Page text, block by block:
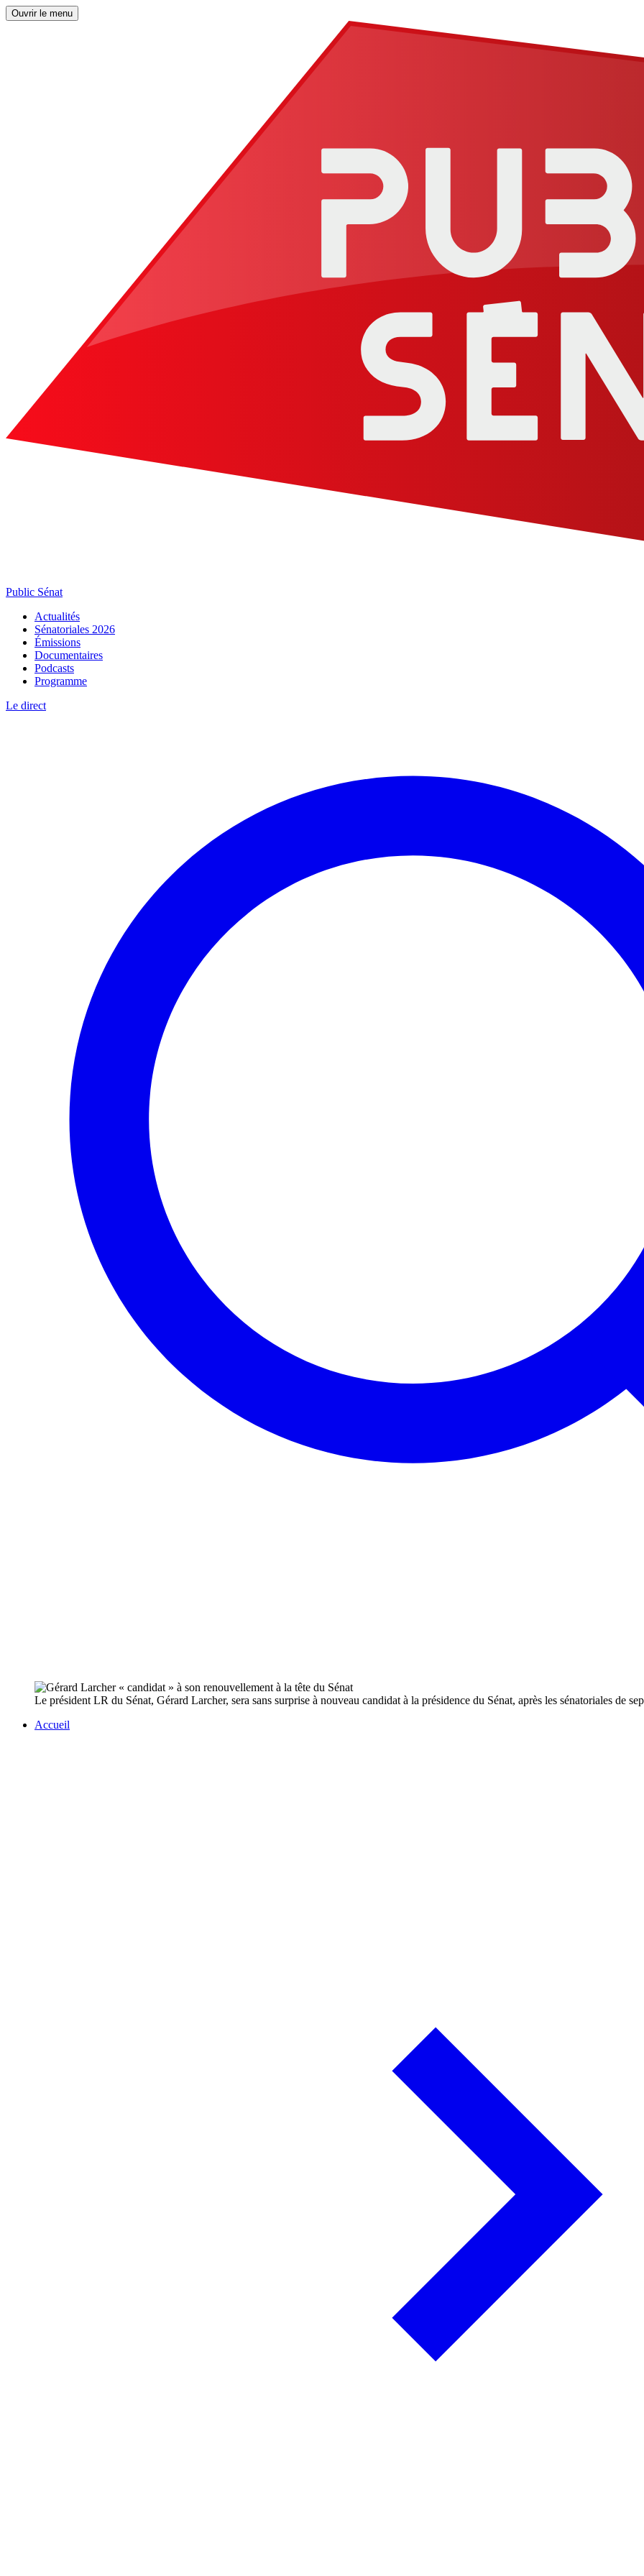
Ouvrir le menu
Public Sénat
Actualités
Sénatoriales 2026
Émissions
Documentaires
Podcasts
Programme
Le direct
Le président LR du Sénat, Gérard Larcher, sera sans surprise à nouveau candidat à la présidence du Sénat, après les sénatoriales de
Accueil